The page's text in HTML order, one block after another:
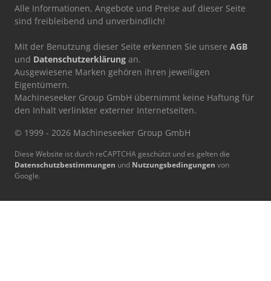
Alle Informationen, Angebote und Preise auf dieser Seite
sind freibleibend und unverbindlich!
Mit der Benutzung dieser Seite erkennen Sie unsere AGB
und Datenschutzerklärung an.
Ausgewiesene Marken gehören ihren jeweiligen
Eigentümern.
Machineseeker Group GmbH übernimmt keine Haftung für
den Inhalt verlinkter externer Internetseiten.
© 1999 - 2026 Machineseeker Group GmbH
Diese Website ist durch reCAPTCHA geschützt und es gelten die
Datenschutzbestimmungen und Nutzungsbedingungen von
Google.